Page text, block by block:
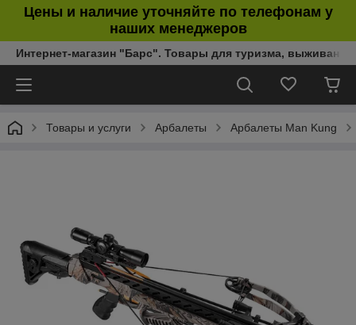
Цены и наличие уточняйте по телефонам у
наших менеджеров
Интернет-магазин "Барс". Товары для туризма,
Товары и услуги Арбалеты Арбалеты Man Kung